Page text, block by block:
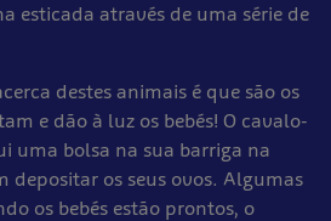
esticada através de uma série de
destes animais é que são os
e dão à luz os bebés! O cavalo-
uma bolsa na sua barriga na
depositar os seus ovos. Algumas
os bebés estão prontos, o